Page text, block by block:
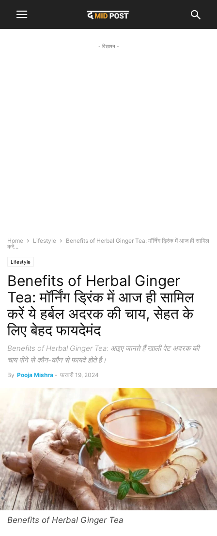
- विज्ञापन -
Home Lifestyle
Benefits of Herbal Ginger Tea: मॉर्निंग ड्रिंक में आज ही सामिल
करें...
Lifestyle
Benefits of Herbal Ginger
Tea: मॉर्निंग ड्रिंक में आज ही सामिल
करें ये हर्बल अदरक की चाय, सेहत के
लिए बेहद फायदेमंद
Benefits of Herbal Ginger Tea: आइए जानते हैं खाली पेट अदरक की
चाय पीने से कौन-कौन से फायदे होते हैं।
By Pooja Mishra - फ़रवरी 19, 2024
Benefits of Herbal Ginger Tea